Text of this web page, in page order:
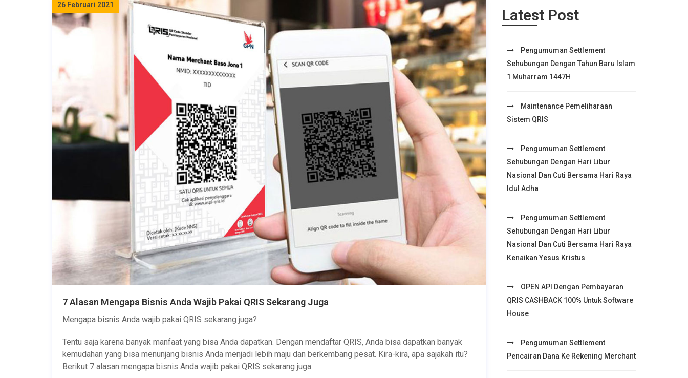
26 Februari 2021
7 Alasan Mengapa Bisnis Anda Wajib Pakai QRIS Sekarang Juga
Mengapa bisnis Anda wajib pakai QRIS sekarang juga?
Tentu saja karena banyak manfaat yang bisa Anda dapatkan. Dengan mendaftar QRIS, Anda bisa dapatkan banyak
kemudahan yang bisa menunjang bisnis Anda menjadi lebih maju dan berkembang pesat. Kira-kira, apa sajakah itu?
Berikut 7 alasan mengapa bisnis Anda wajib pakai QRIS sekarang juga.
Latest Post
Pengumuman Settlement
Sehubungan Dengan Tahun Baru Islam
1 Muharram 1447H
Maintenance Pemeliharaan
Sistem QRIS
Pengumuman Settlement
Sehubungan Dengan Hari Libur
Nasional Dan Cuti Bersama Hari Raya
Idul Adha
Pengumuman Settlement
Sehubungan Dengan Hari Libur
Nasional Dan Cuti Bersama Hari Raya
Kenaikan Yesus Kristus
OPEN API Dengan Pembayaran
QRIS CASHBACK 100% Untuk Software
House
Pengumuman Settlement
Pencairan Dana Ke Rekening Merchant